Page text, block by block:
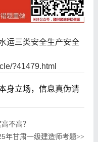
运三类安全生产安全
?41479.html
身立场，信息真伪请
不高？
年甘肃一级建造师考题>>